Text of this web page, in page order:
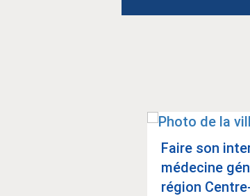
Faire son
méde­cine
région